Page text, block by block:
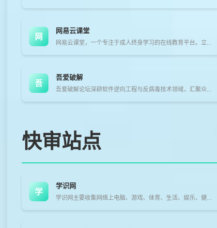
网
网易云课堂
网易云课堂，一个专注于成人终身学习的在线教育平台。立...
吾
吾爱破解
吾爱破解论坛深耕软件逆向工程与反病毒技术领域，汇聚众...
快审站点
学
学识网
学识网主要收集网络上电脑、游戏、体育、生活、娱乐、健...